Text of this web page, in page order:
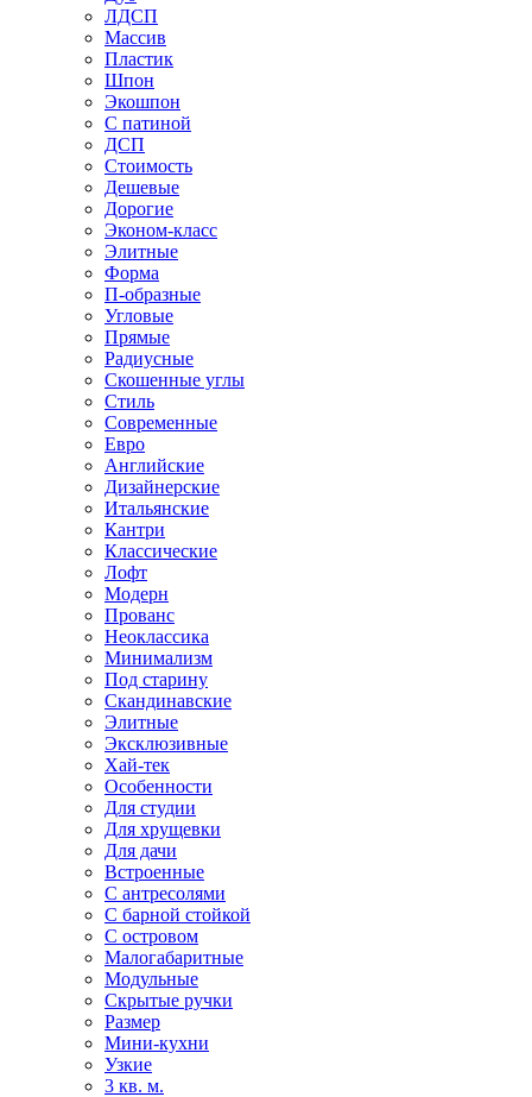
ЛДСП
Массив
Пластик
Шпон
Экошпон
С патиной
ДСП
Стоимость
Дешевые
Дорогие
Эконом-класс
Элитные
Форма
П-образные
Угловые
Прямые
Радиусные
Скошенные углы
Стиль
Современные
Евро
Английские
Дизайнерские
Итальянские
Кантри
Классические
Лофт
Модерн
Прованс
Неоклассика
Минимализм
Под старину
Скандинавские
Элитные
Эксклюзивные
Хай-тек
Особенности
Для студии
Для хрущевки
Для дачи
Встроенные
С антресолями
С барной стойкой
С островом
Малогабаритные
Модульные
Скрытые ручки
Размер
Мини-кухни
Узкие
3 кв. м.